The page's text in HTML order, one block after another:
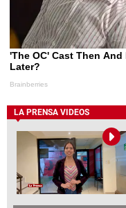
LA PRENSA VIDEOS